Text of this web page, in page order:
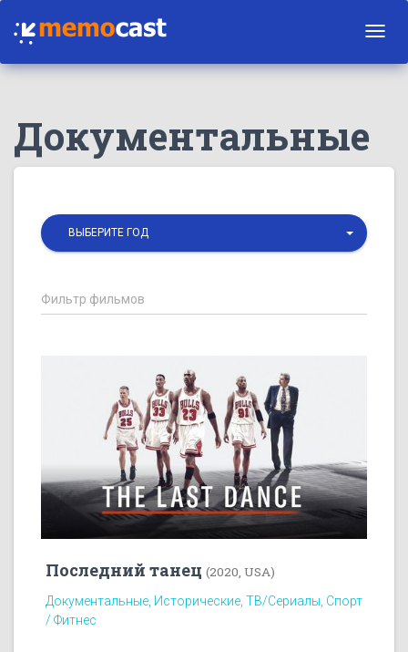
Документальные
ВЫБЕРИТЕ ГОД
Последний танец (2020, USA)
Документальные, Исторические, ТВ/Сериалы, Спорт
/ Фитнес